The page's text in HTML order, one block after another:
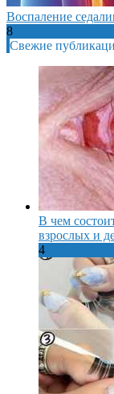
Воспаление
8
Свежие
В чем
взрослых и
4